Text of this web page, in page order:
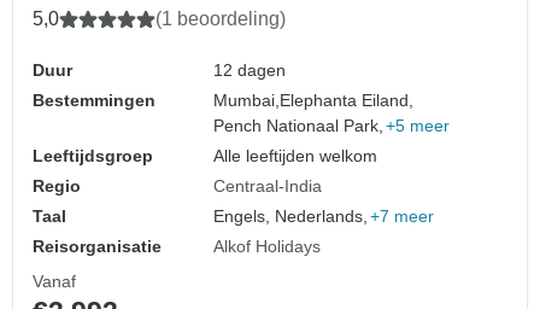
5,0 (1 beoordeling)
Duur
12 dagen
Bestemmingen
Mumbai, Elephanta Eiland,
Pench Nationaal Park, +5 meer
Leeftijdsgroep
Alle leeftijden welkom
Regio
Centraal-India
Taal
Engels, Nederlands, +7 meer
Reisorganisatie
Alkof Holidays
Vanaf